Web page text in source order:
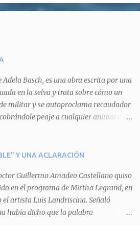
Basch, es una obra escrita por una
en la selva y trata sobre cómo un
militar y se autoproclama recaudador
peaje a cualquier animal que
manera pasa con Tatú, el armadillo.
Por último, Tui, la cotorra, deja
y arenga a los otros tres
Finalmente, terminan por
y el aguará huye despavorido al verse
Y UNA ACLARACIÓN
Guillermo Amadeo Castellano quiso
en el programa de Mirtha Legrand, en
artista Luis Landriscina. Señaló
había dicho que la palabra